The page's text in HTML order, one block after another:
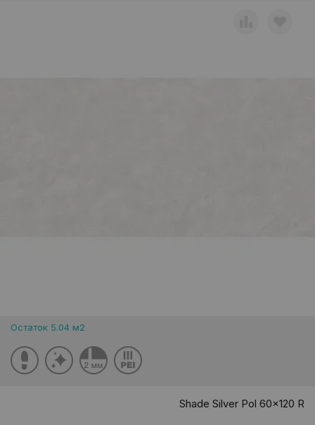
Остаток 5.04 м2
Shade Silver Pol 60x120 R